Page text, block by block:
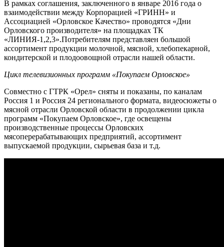
В рамках соглашения, заключенного в январе 2016 года о
взаимодействии между Корпорацией «ГРИНН» и
Ассоциацией «Орловское Качество» проводятся «Дни
Орловского производителя» на площадках ТК
«ЛИНИЯ-1,2,3».Потребителям представляен большой
ассортимент продукции молочной, мясной, хлебопекарной,
кондитерской и плодоовощной отрасли нашей области.
Цикл телевизионных программ «Покупаем Орловское»
Совместно с ГТРК «Орел» сняты и показаны, по каналам
Россия 1 и Россия 24 регионального формата, видеосюжеты о
мясной отрасли Орловской области в продолжении цикла
программ «Покупаем Орловское», где освещены
производственные процессы Орловских
мясоперерабатывающих предприятий, ассортимент
выпускаемой продукции, сырьевая база и т.д.